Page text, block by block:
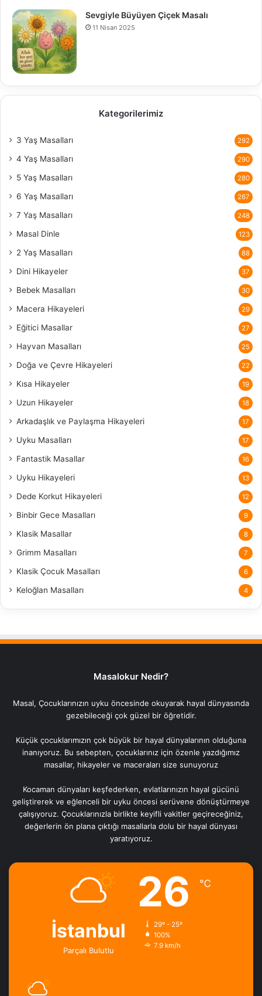
Sevgiyle Büyüyen Çiçek Masalı
11 Nisan 2025
Kategorilerimiz
3 Yaş Masalları 292
4 Yaş Masalları 290
5 Yaş Masalları 280
6 Yaş Masalları 267
7 Yaş Masalları 248
Masal Dinle 123
2 Yaş Masalları 88
Dini Hikayeler 37
Bebek Masalları 30
Macera Hikayeleri 29
Eğitici Masallar 27
Hayvan Masalları 25
Doğa ve Çevre Hikayeleri 22
Kısa Hikayeler 19
Uzun Hikayeler 18
Arkadaşlık ve Paylaşma Hikayeleri 17
Uyku Masalları 17
Fantastik Masallar 16
Uyku Hikayeleri 13
Dede Korkut Hikayeleri 12
Binbir Gece Masalları 9
Klasik Masallar 8
Grimm Masalları 7
Klasik Çocuk Masalları 6
Keloğlan Masalları 4
Masalokur Nedir?
Masal, Çocuklarınızın uyku öncesinde okuyarak hayal dünyasında
gezebileceği çok güzel bir öğretidir.
Küçük çocuklarımızın çok büyük bir hayal dünyalarının olduğuna
inanıyoruz. Bu sebepten, çocuklarınız için özenle yazdığımız
masallar, hikayeler ve maceraları size sunuyoruz
Kocaman dünyaları keşfederken, evlatlarınızın hayal gücünü
geliştirerek ve eğlenceli bir uyku öncesi serüvene dönüştürmeye
çalışıyoruz. Çocuklarınızla birlikte keyifli vakitler geçireceğiniz,
değerlerin ön plana çıktığı masallarla dolu bir hayal dünyası
yaratıyoruz.
İstanbul
Parçalı Bulutlu
26 ℃
29º - 25º
100%
7.9 km/h